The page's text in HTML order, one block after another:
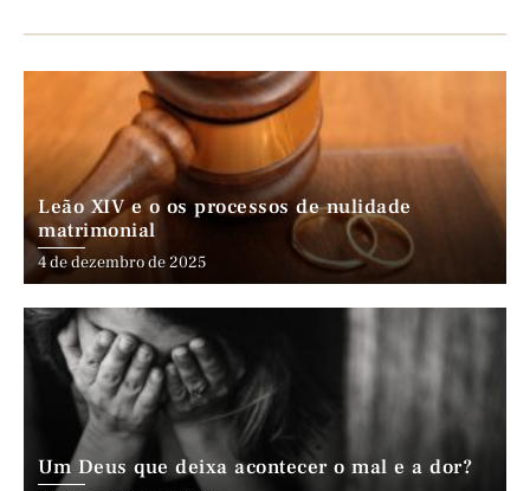
Leão XIV e o os processos de nulidade
matrimonial
4 de dezembro de 2025
Um Deus que deixa acontecer o mal e a dor?